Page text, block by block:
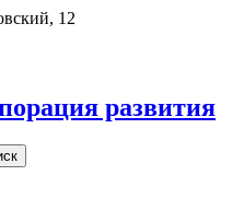
12
развития